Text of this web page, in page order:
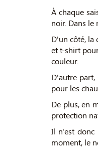
À chaque
noir. Dans
D'un côté, la
et t-shirt
couleur.
D'autre
pour les
De plus, en
protection
Il n'est donc
moment, le